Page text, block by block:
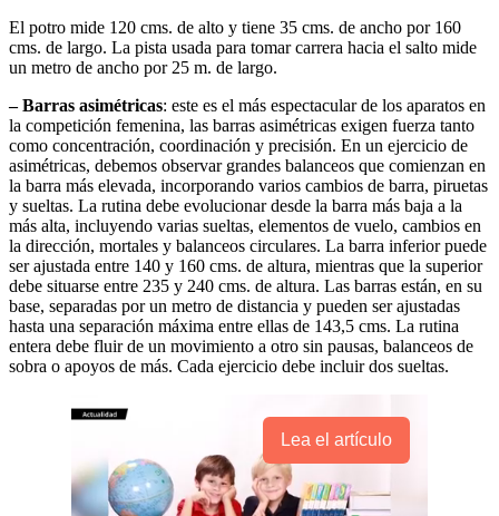
El potro mide 120 cms. de alto y tiene 35 cms. de ancho por 160
cms. de largo. La pista usada para tomar carrera hacia el salto mide
un metro de ancho por 25 m. de largo.
– Barras asimétricas: este es el más espectacular de los aparatos en
la competición femenina, las barras asimétricas exigen fuerza tanto
como concentración, coordinación y precisión. En un ejercicio de
asimétricas, debemos observar grandes balanceos que comienzan en
la barra más elevada, incorporando varios cambios de barra, piruetas
y sueltas. La rutina debe evolucionar desde la barra más baja a la
más alta, incluyendo varias sueltas, elementos de vuelo, cambios en
la dirección, mortales y balanceos circulares. La barra inferior puede
ser ajustada entre 140 y 160 cms. de altura, mientras que la superior
debe situarse entre 235 y 240 cms. de altura. Las barras están, en su
base, separadas por un metro de distancia y pueden ser ajustadas
hasta una separación máxima entre ellas de 143,5 cms. La rutina
entera debe fluir de un movimiento a otro sin pausas, balanceos de
sobra o apoyos de más. Cada ejercicio debe incluir dos sueltas.
Lea el artículo